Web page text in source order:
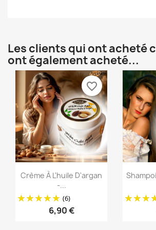
Les clients qui ont acheté
ont également acheté...
Aperçu rapide
Crème À L'huile D'argan
-...
(6)
6,90 €
favorite_border
